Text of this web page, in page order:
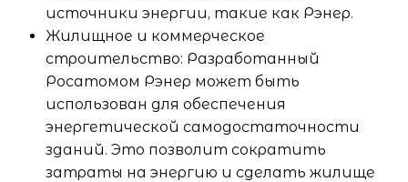
источники энергии, такие как Рэнер.
Жилищное и коммерческое
строительство: Разработанный
Росатомом Рэнер может быть
использован для обеспечения
энергетической самодостаточности
зданий. Это позволит сократить
затраты на энергию и сделать жилище